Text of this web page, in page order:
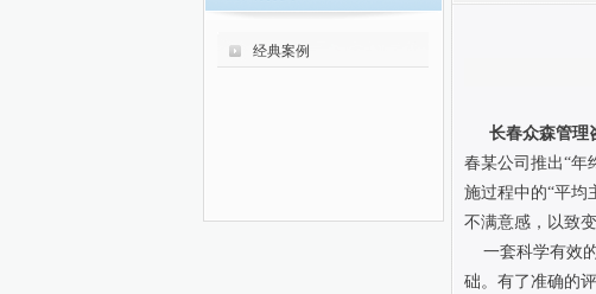
经典案例
长春众森管理
春某公司推出“年
施过程中的“平均
不满意感，以致
一套科学有效
础。有了准确的